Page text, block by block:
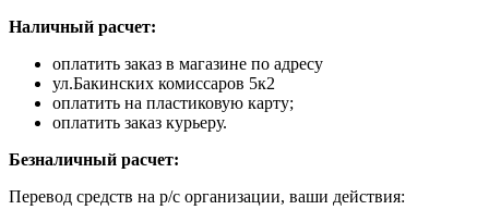
Наличный расчет:
оплатить заказ в магазине по адресу
ул.Бакинских комиссаров 5к2
оплатить на пластиковую карту;
оплатить заказ курьеру.
Безналичный расчет:
Перевод средств на р/с организации, ваши действия: